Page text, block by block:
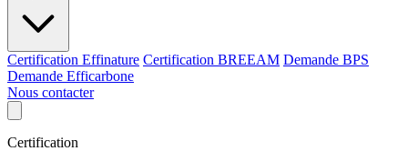
Certification Effinature Certification BREEAM Demande BPS
Demande Efficarbone
Nous contacter
Certification